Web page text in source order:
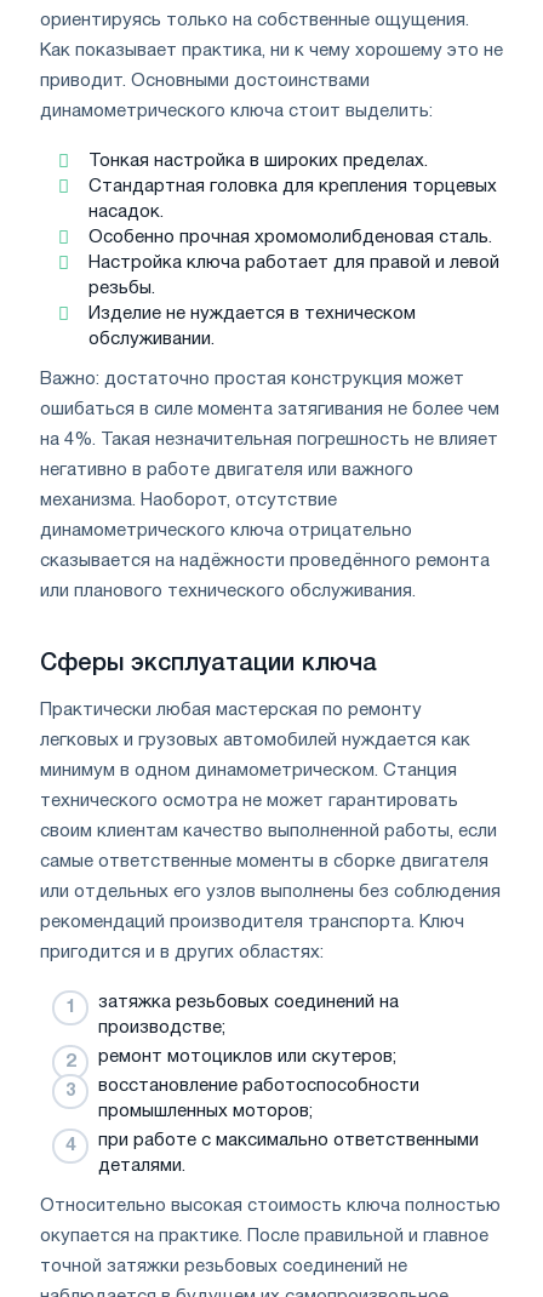
ориентируясь только на собственные ощущения.
Как показывает практика, ни к чему хорошему это не
приводит. Основными достоинствами
динамометрического ключа стоит выделить:
Тонкая настройка в широких пределах.
Стандартная головка для крепления торцевых
насадок.
Особенно прочная хромомолибденовая сталь.
Настройка ключа работает для правой и левой
резьбы.
Изделие не нуждается в техническом
обслуживании.
Важно: достаточно простая конструкция может
ошибаться в силе момента затягивания не более чем
на 4%. Такая незначительная погрешность не влияет
негативно в работе двигателя или важного
механизма. Наоборот, отсутствие
динамометрического ключа отрицательно
сказывается на надёжности проведённого ремонта
или планового технического обслуживания.
Сферы эксплуатации ключа
Практически любая мастерская по ремонту
легковых и грузовых автомобилей нуждается как
минимум в одном динамометрическом. Станция
технического осмотра не может гарантировать
своим клиентам качество выполненной работы, если
самые ответственные моменты в сборке двигателя
или отдельных его узлов выполнены без соблюдения
рекомендаций производителя транспорта. Ключ
пригодится и в других областях:
затяжка резьбовых соединений на
производстве;
ремонт мотоциклов или скутеров;
восстановление работоспособности
промышленных моторов;
при работе с максимально ответственными
деталями.
Относительно высокая стоимость ключа полностью
окупается на практике. После правильной и главное
точной затяжки резьбовых соединений не